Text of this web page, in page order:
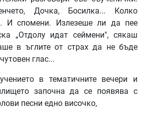
Дочка, Босилка... Колко
И спомени. Излезеше ли да пее
„Отдолу идат сеймени", сякаш
в ъглите от страх да не бъде
глас...
в тематичните вечери и
започна да се появява с
песни едно височко,